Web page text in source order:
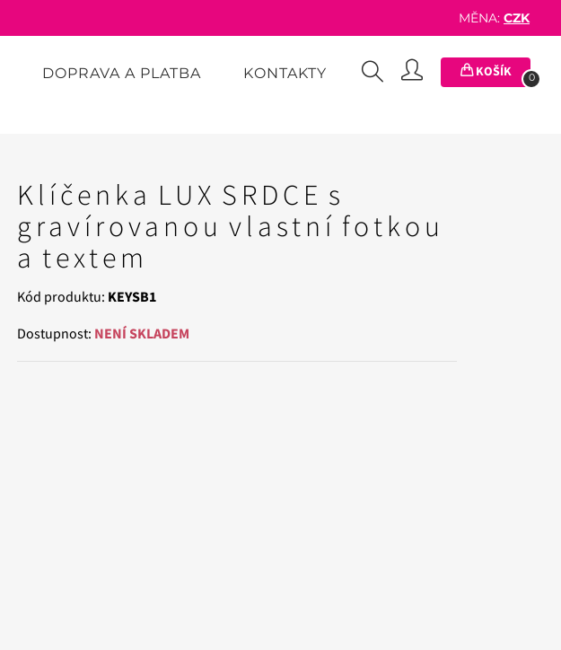
MĚNA: CZK
KOŠÍK 0
DOPRAVA A PLATBA KONTAKTY
Klíčenka LUX SRDCE s
gravírovanou vlastní fotkou
a textem
Kód produktu: KEYSB1
Dostupnost: NENÍ SKLADEM